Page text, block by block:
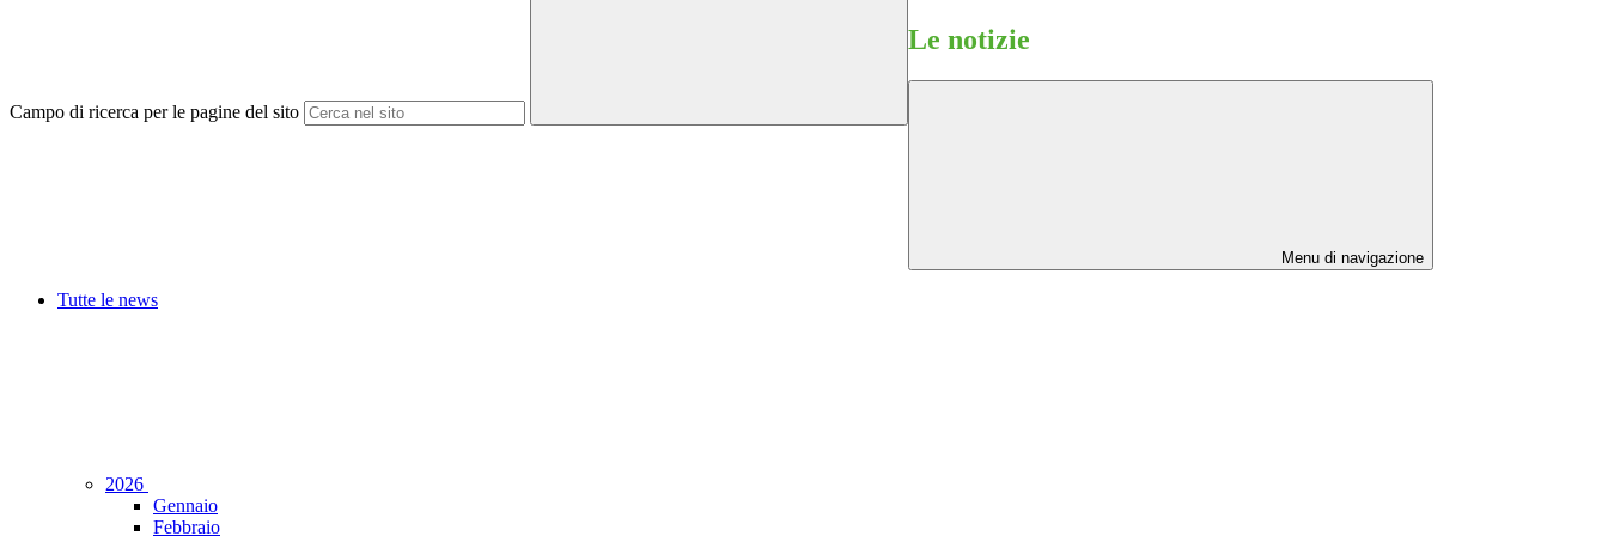
Campo di ricerca per le pagine del sito
Le notizie
Menu di navigazione
Tutte le news
2026
Gennaio
Febbraio